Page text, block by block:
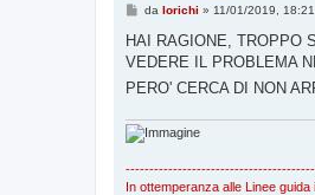
M
s
a
g
g
o
da lorichi » 11/01/2019, 18:21
HAI RAGIONE, TROPPO
VEDERE IL PROBLEMA
PERO' CERCA DI NON
In ottemperanza alle Linee